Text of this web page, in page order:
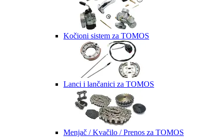
Kočioni sistem za TOMOS
Lanci i lančanici za TOMOS
Menjač / Kvačilo / Prenos za TOMOS